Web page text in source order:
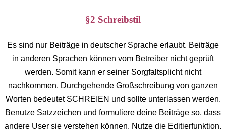
§2 Schreibstil
Es sind nur Beiträge in deutscher Sprache erlaubt. Beiträge
in anderen Sprachen können vom Betreiber nicht geprüft
werden. Somit kann er seiner Sorgfaltsplicht nicht
nachkommen. Durchgehende Großschreibung von ganzen
Worten bedeutet SCHREIEN und sollte unterlassen werden.
Benutze Satzzeichen und formuliere deine Beiträge so, dass
andere User sie verstehen können. Nutze die Editierfunktion.